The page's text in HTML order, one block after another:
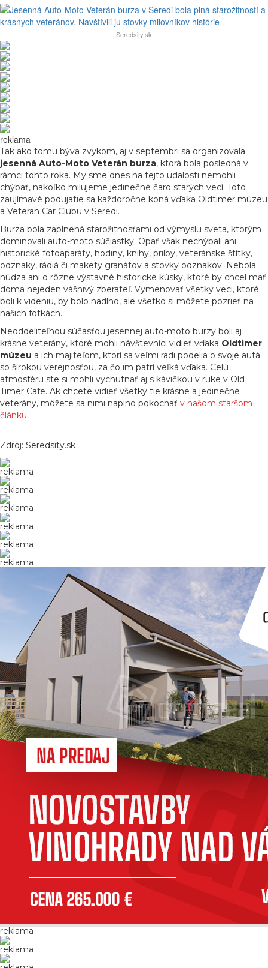
Seredsity.sk
reklama
Tak ako tomu býva zvykom, aj v septembri sa organizovala
jesenná Auto-Moto Veterán burza, ktorá bola posledná v
rámci tohto roka. My sme dnes na tejto udalosti nemohli
chýbať, nakoľko milujeme jedinečné čaro starých vecí. Toto
zaujímavé podujatie sa každoročne koná vďaka Oldtimer múzeu
a Veteran Car Clubu v Seredi.
Burza bola zaplnená starožitnosťami od výmyslu sveta, ktorým
dominovali auto-moto súčiastky. Opäť však nechýbali ani
historické fotoaparáty, hodiny, knihy, prilby, veteránske štítky,
odznaky, rádiá či makety granátov a stovky odznakov. Nebola
núdza ani o rôzne výstavné historické kúsky, ktoré by chcel mať
doma nejeden vášnivý zberateľ. Vymenovať všetky veci, ktoré
boli k videniu, by bolo nadlho, ale všetko si môžete pozrieť na
našich fotkách.
Neoddeliteľnou súčasťou jesennej auto-moto burzy boli aj
krásne veterány, ktoré mohli návštevníci vidieť vďaka Oldtimer
múzeu a ich majiteľom, ktorí sa veľmi radi podelia o svoje autá
so širokou verejnosťou, za čo im patrí veľká vďaka. Celú
atmosféru ste si mohli vychutnať aj s kávičkou v ruke v Old
Timer Cafe. Ak chcete vidieť všetky tie krásne a jedinečné
veterány, môžete sa nimi naplno pokochať v našom staršom
článku.
Zdroj: Seredsity.sk
reklama
reklama
reklama
reklama
reklama
reklama
reklama
reklama